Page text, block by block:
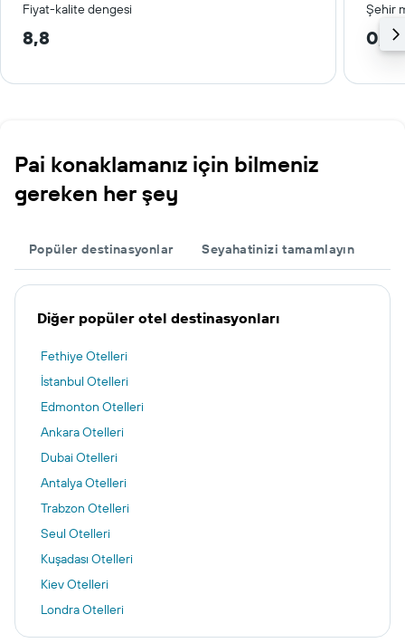
Fiyat-kalite dengesi Şehir
8,8 0,5
Pai konaklamanız için bilmeniz
gereken her şey
Popüler destinasyonlar Seyahatinizi tamamlayın
Diğer popüler otel destinasyonları
Fethiye Otelleri
İstanbul Otelleri
Edmonton Otelleri
Ankara Otelleri
Dubai Otelleri
Antalya Otelleri
Trabzon Otelleri
Seul Otelleri
Kuşadası Otelleri
Kiev Otelleri
Londra Otelleri
İzmir otelleri